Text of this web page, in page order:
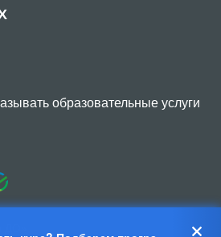
образовательные услуги